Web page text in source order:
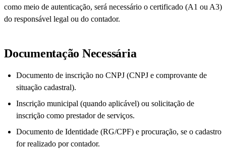
como meio de autenticação, será necessário o certificado (A1 ou A3)
do responsável legal ou do contador.
Documentação Necessária
Documento de inscrição no CNPJ (CNPJ e comprovante de
situação cadastral).
Inscrição municipal (quando aplicável) ou solicitação de
inscrição como prestador de serviços.
Documento de Identidade (RG/CPF) e procuração, se o cadastro
for realizado por contador.